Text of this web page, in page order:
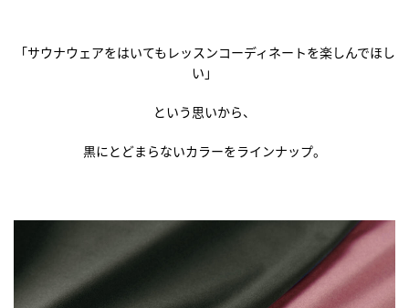
「サウナウェアをはいてもレッスンコーディネートを楽しんでほし
い」
という思いから、
黒にとどまらないカラーをラインナップ。